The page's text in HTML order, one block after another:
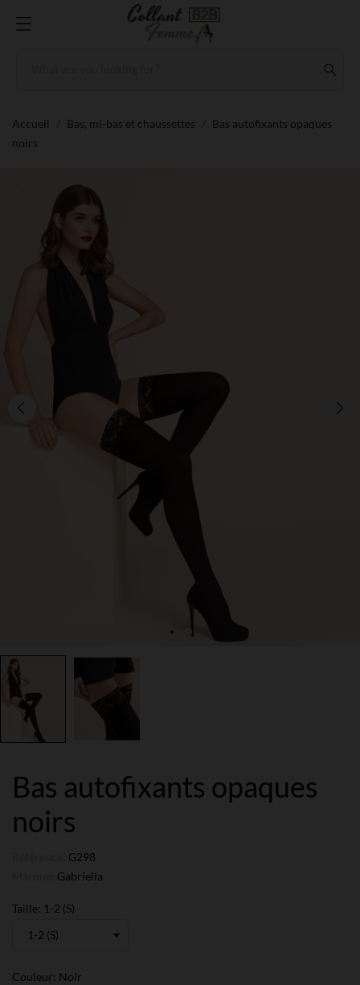
Accueil Bas, mi-bas et chaussettes
Bas autofixants opaques
noirs
Bas autofixants opaques
noirs
G298
Gabriella
Taille: 1-2 (S)
Couleur: Noir